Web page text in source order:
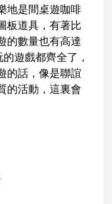
地是間桌遊咖啡
板道具，有著比
的數量也有高達
遊戲都齊全了，
的話，像是聯誼
的活動，這裏會